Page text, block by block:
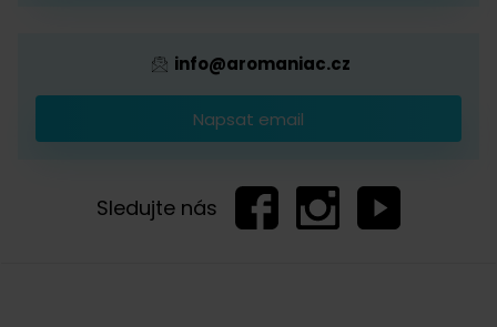
info@aromaniac.cz
Napsat email
Sledujte nás